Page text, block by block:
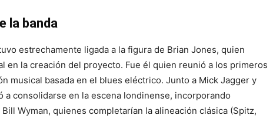
la banda
estrechamente ligada a la figura de Brian Jones, quien
en la creación del proyecto. Fue él quien reunió a los primeros
musical basada en el blues eléctrico. Junto a Mick Jagger y
a consolidarse en la escena londinense, incorporando
Wyman, quienes completarían la alineación clásica (Spitz,